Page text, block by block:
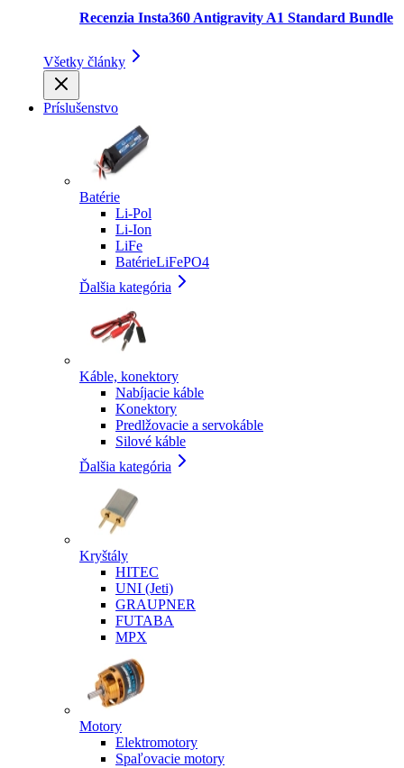
Recenzia Insta360 Antigravity A1 Standard Bundle
Všetky články
Príslušenstvo
Batérie
Li-Pol
Li-Ion
LiFe
BatérieLiFePO4
Ďalšia kategória
Káble, konektory
Nabíjacie káble
Konektory
Predlžovacie a servokáble
Silové káble
Ďalšia kategória
Kryštály
HITEC
UNI (Jeti)
GRAUPNER
FUTABA
MPX
Motory
Elektromotory
Spaľovacie motory